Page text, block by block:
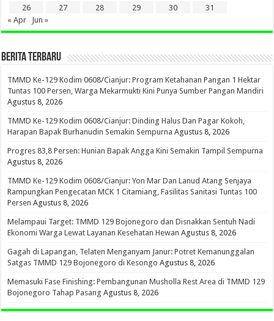
26
27 28 29 30
31
« Apr
Jun »
BERITA TERBARU
TMMD Ke-129 Kodim 0608/Cianjur: Program Ketahanan Pangan 1 Hektar
Tuntas 100 Persen, Warga Mekarmukti Kini Punya Sumber Pangan Mandiri
Agustus 8, 2026
TMMD Ke-129 Kodim 0608/Cianjur: Dinding Halus Dan Pagar Kokoh,
Harapan Bapak Burhanudin Semakin Sempurna Agustus 8, 2026
Progres 83,8 Persen: Hunian Bapak Angga Kini Semakin Tampil Sempurna
Agustus 8, 2026
TMMD Ke-129 Kodim 0608/Cianjur: Yon Mar Dan Lanud Atang Senjaya
Rampungkan Pengecatan MCK 1 Citamiang, Fasilitas Sanitasi Tuntas 100
Persen Agustus 8, 2026
Melampaui Target: TMMD 129 Bojonegoro dan Disnakkan Sentuh Nadi
Ekonomi Warga Lewat Layanan Kesehatan Hewan Agustus 8, 2026
Gagah di Lapangan, Telaten Menganyam Janur: Potret Kemanunggalan
Satgas TMMD 129 Bojonegoro di Kesongo Agustus 8, 2026
Memasuki Fase Finishing: Pembangunan Musholla Rest Area di TMMD 129
Bojonegoro Tahap Pasang Agustus 8, 2026